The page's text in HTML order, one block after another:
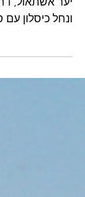
מסלול קל